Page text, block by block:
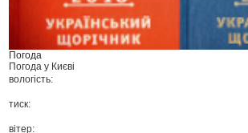
Погода
Погода у Києві
вологість:
тиск:
вітер: